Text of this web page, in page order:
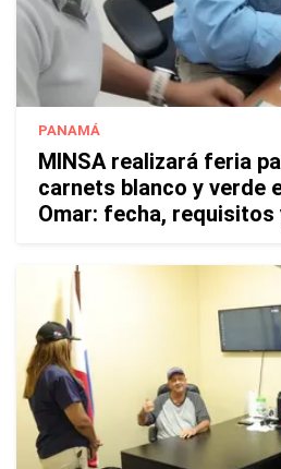
PANAMÁ
MINSA realizará feria
carnets blanco y verde
Omar: fecha,